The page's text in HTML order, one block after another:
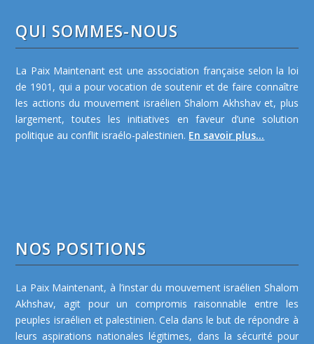
QUI SOMMES-NOUS
La Paix Maintenant est une association française selon la loi
de 1901, qui a pour vocation de soutenir et de faire connaître
les actions du mouvement israélien Shalom Akhshav et, plus
largement, toutes les initiatives en faveur d’une solution
politique au conflit israélo-palestinien. En savoir plus...
NOS POSITIONS
La Paix Maintenant, à l’instar du mouvement israélien Shalom
Akhshav, agit pour un compromis raisonnable entre les
peuples israélien et palestinien. Cela dans le but de répondre à
leurs aspirations nationales légitimes, dans la sécurité pour